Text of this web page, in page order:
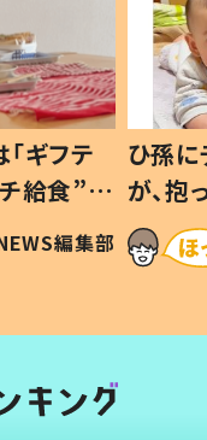
ギフテ
給食”を
和の親
編集部
ひ孫
が、
「涙が
い」